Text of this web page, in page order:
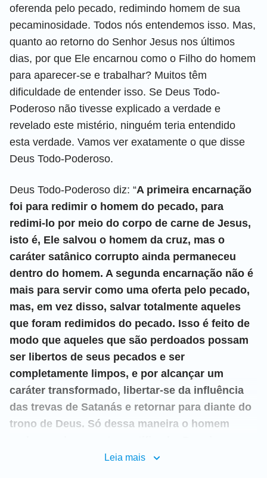
oferenda pelo pecado, redimindo homem de sua
pecaminosidade. Todos nós entendemos isso. Mas,
quanto ao retorno do Senhor Jesus nos últimos
dias, por que Ele encarnou como o Filho do homem
para aparecer-se e trabalhar? Muitos têm
dificuldade de entender isso. Se Deus Todo-
Poderoso não tivesse explicado a verdade e
revelado este mistério, ninguém teria entendido
esta verdade. Vamos ver exatamente o que disse
Deus Todo-Poderoso.
Deus Todo-Poderoso diz: “A primeira encarnação
foi para redimir o homem do pecado, para
redimi-lo por meio do corpo de carne de Jesus,
isto é, Ele salvou o homem da cruz, mas o
caráter satânico corrupto ainda permaneceu
dentro do homem. A segunda encarnação não é
mais para servir como uma oferta pelo pecado,
mas, em vez disso, salvar totalmente aqueles
que foram redimidos do pecado. Isso é feito de
modo que aqueles que são perdoados possam
ser libertos de seus pecados e ser
completamente limpos, e por alcançar um
caráter transformado, libertar-se da influência
das trevas de Satanás e retornar para diante do
trono de Deus. Só dessa maneira o homem
Era da Lei tinha terminado e começando com a
Leia mais